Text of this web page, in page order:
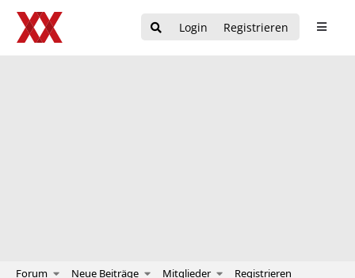
Login Registrieren
Forum Neue Beiträge Mitglieder Registrieren